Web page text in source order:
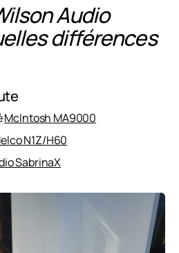
Audio
différences
McIntosh MA9000
N1Z/H60
SabrinaX